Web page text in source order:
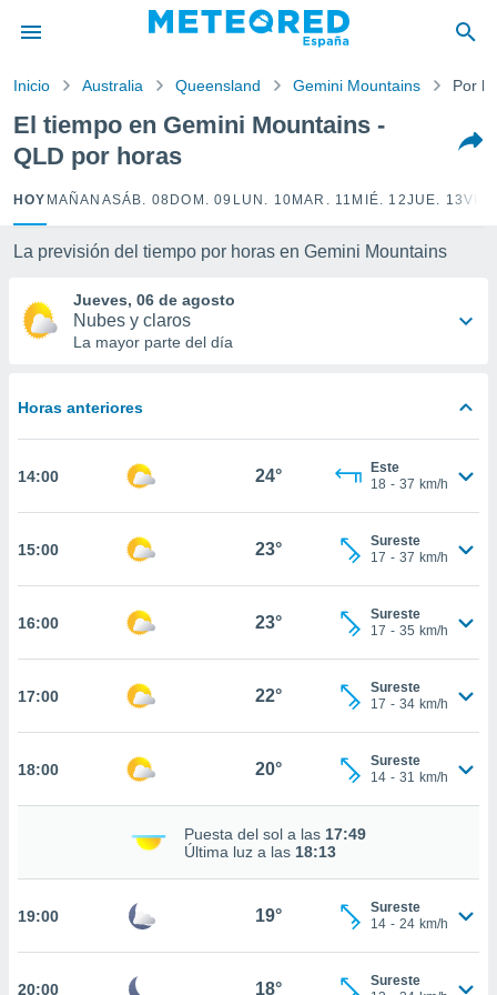
por
para
la
calidad.
a este
las
y
forma
basada
permite
coste.
botón
a la
todas
ya sean
nos
perfil
y
CONTINUAR
Inicio Australia Queensland Gemini Mountains Por
El tiempo en Gemini Mountains -
QLD por horas
HOY MAÑANASÁB. 08 DOM. 09 LUN. 10 MAR. 11 MIÉ. 12JUE. 13VIE.
La previsión del tiempo por horas en Gemini Mountains
Jueves, 06 de agosto
Nubes y claros
La mayor parte del día
Horas anteriores
14:00 24°
Este
18 - 37 km/h
15:00 23°
Sureste
17 - 37 km/h
16:00 23°
Sureste
17 - 35 km/h
17:00 22°
Sureste
17 - 34 km/h
18:00 20°
Sureste
14 - 31 km/h
Puesta del sol a las 17:49
Última luz a las 18:13
19:00 19°
Sureste
14 - 24 km/h
20:00 18°
Sureste